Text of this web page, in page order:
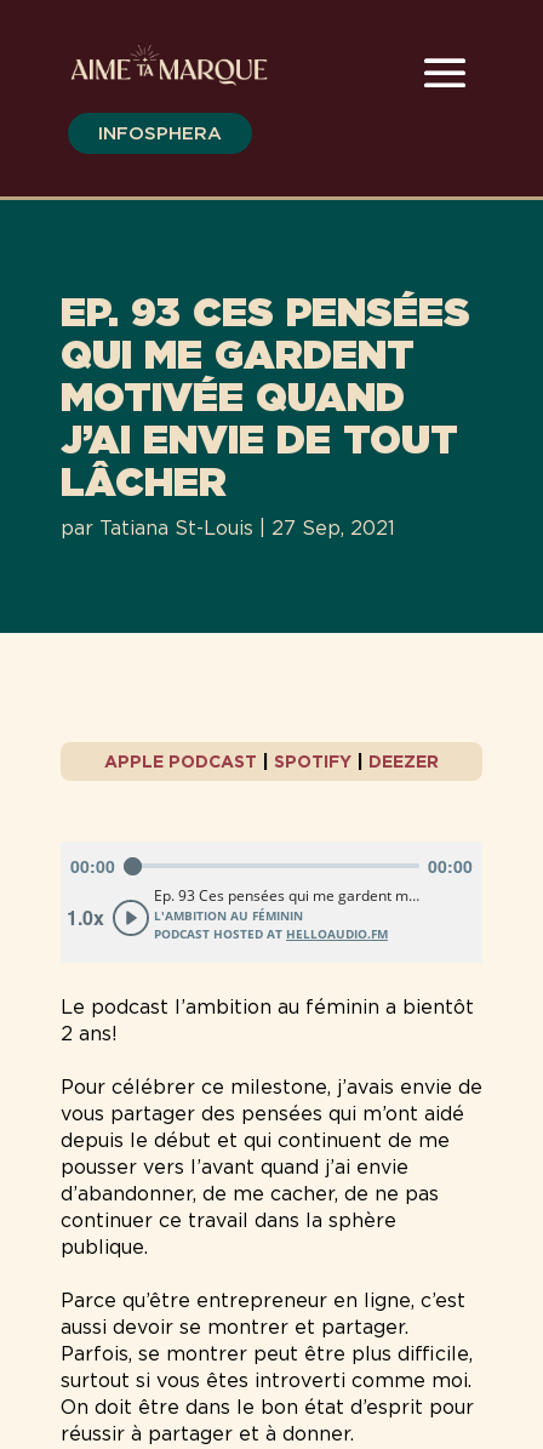
INFOSPHERA
EP. 93 CES PENSÉES
QUI ME GARDENT
MOTIVÉE QUAND
J’AI ENVIE DE TOUT
LÂCHER
par Tatiana St-Louis 27 Sep, 2021
APPLE PODCAST SPOTIFY DEEZER
Le podcast l’ambition au féminin a bientôt
2 ans!
Pour célébrer ce milestone, j’avais envie de
vous partager des pensées qui m’ont aidé
depuis le début et qui continuent de me
pousser vers l’avant quand j’ai envie
d’abandonner, de me cacher, de ne pas
continuer ce travail dans la sphère
publique.
Parce qu’être entrepreneur en ligne, c’est
aussi devoir se montrer et partager.
Parfois, se montrer peut être plus difficile,
surtout si vous êtes introverti comme moi.
On doit être dans le bon état d’esprit pour
réussir à partager et à donner.